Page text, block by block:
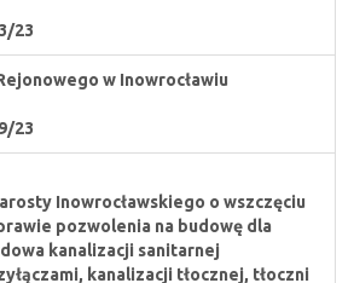
23
w Inowrocławiu
23
Inowrocławskiego o wszczęciu
pozwolenia na budowę dla
kanalizacji sanitarnej
kanalizacji tłocznej, tłoczni